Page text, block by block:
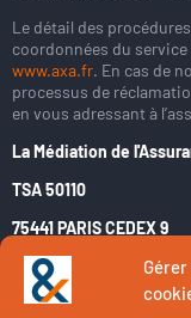
Le détail des
coordonnées du
www.axa.fr. En cas de
processus de
en vous adressant à
La Médiation de
TSA 50110
75441 PARIS CEDEX 9
www.mediation-
Contact